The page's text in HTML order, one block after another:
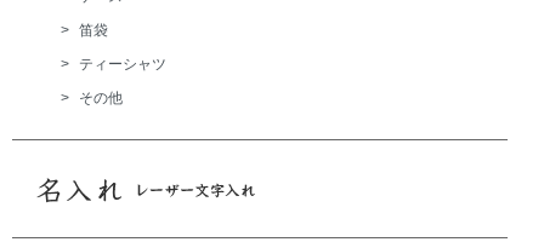
> 笛袋
>
ティーシャツ
>
その他